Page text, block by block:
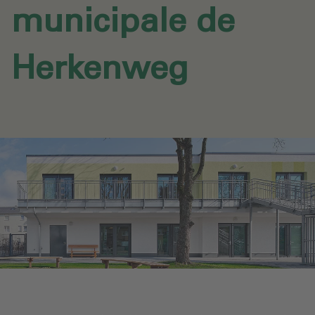
municipale de
Herkenweg‎